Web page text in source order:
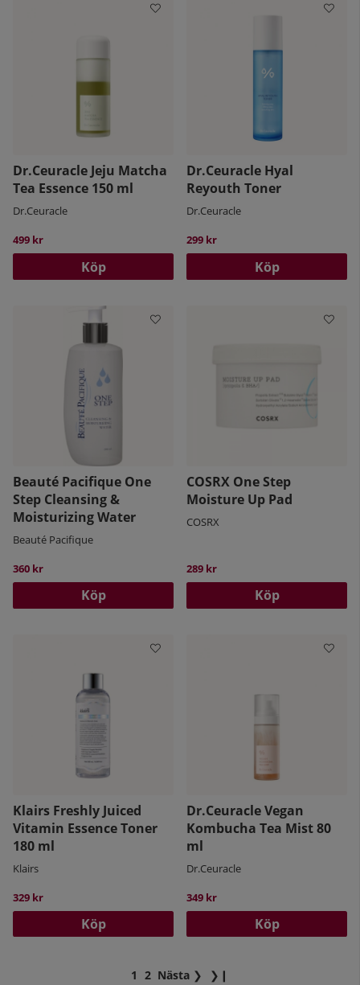
Dr.Ceuracle Jeju Matcha
Tea Essence 150 ml
Dr.Ceuracle
499 kr
Köp
Dr.Ceuracle Hyal
Reyouth Toner
Dr.Ceuracle
299 kr
Köp
Beauté Pacifique One
Step Cleansing &
Moisturizing Water
Beauté Pacifique
360 kr
Köp
COSRX One Step
Moisture Up Pad
COSRX
289 kr
Köp
Klairs Freshly Juiced
Vitamin Essence Toner
180 ml
Klairs
329 kr
Köp
Dr.Ceuracle Vegan
Kombucha Tea Mist 80
ml
Dr.Ceuracle
349 kr
Köp
1 2 Nästa ❯ ❯❙